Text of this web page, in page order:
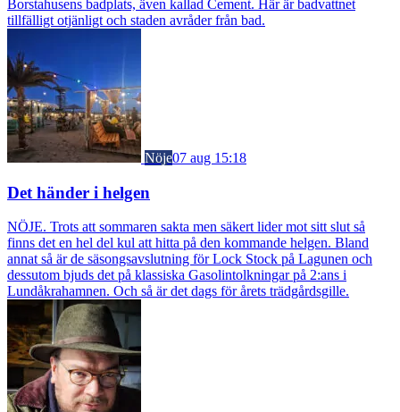
Borstahusens badplats, även kallad Cement. Här är badvattnet
tillfälligt otjänligt och staden avråder från bad.
Nöje07 aug 15:18
Det händer i helgen
NÖJE. Trots att sommaren sakta men säkert lider mot sitt slut så
finns det en hel del kul att hitta på den kommande helgen. Bland
annat så är de säsongsavslutning för Lock Stock på Lagunen och
dessutom bjuds det på klassiska Gasolintolkningar på 2:ans i
Lundåkrahamnen. Och så är det dags för årets trädgårdsgille.